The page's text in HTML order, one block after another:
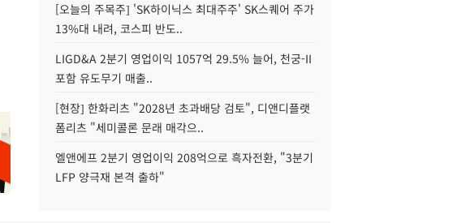
[오늘의 주목주] 'SK하이닉스 최대주주' SK스퀘어 주가
13%대 내려, 코스피 반도..
LIGD&A 2분기 영업이익 1057억 29.5% 늘어, 천궁-II
포함 유도무기 매출..
[현장] 한화리츠 "2028년 초과배당 검토", 디앤디플랫
폼리츠 "세미콜론 문래 매각으..
엘앤에프 2분기 영업이익 208억으로 흑자전환, "3분기
LFP 양극재 본격 출하"